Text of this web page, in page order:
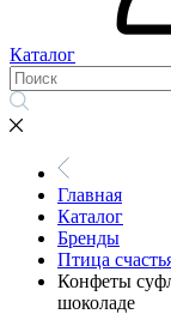
Каталог
Главная
Каталог
Бренды
Птица
Конфеты
шоколаде